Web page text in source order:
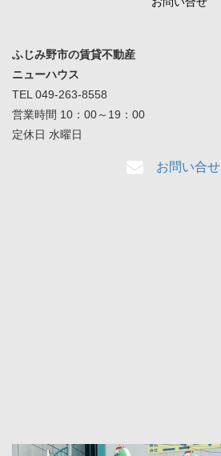
ふじみ野市の賃貸不動産
ニューハウス
TEL 049-263-8558
営業時間 10：00～19：00
定休日 水曜日
お問い合せ